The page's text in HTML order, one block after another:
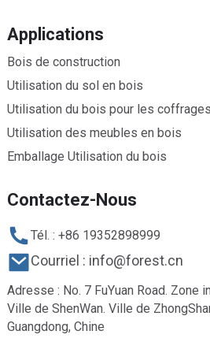
Applications
Bois de construction
Utilisation du sol en bois
Utilisation du bois pour les coffrages
Utilisation des meubles en bois
Emballage Utilisation du bois
Contactez-Nous
Tél. : +86 19352898999
Courriel : info@forest.cn
Adresse : No. 7 FuYuan Road. Zone
Ville de ShenWan. Ville de
Guangdong, Chine